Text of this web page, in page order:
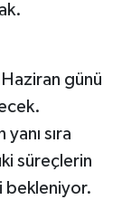
Haziran günü
sıra
süreçlerin
bekleniyor.